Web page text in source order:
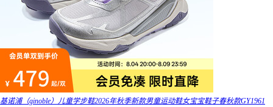
基诺浦（ginoble）儿童学步鞋2026年秋季新款男童运动鞋女宝宝鞋子春秋款GY1961